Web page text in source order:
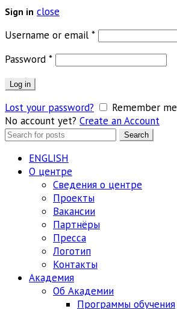
Sign in close
Username or email *Обязательно
Password *Обязательно
Log in
Lost your password?
Remember me
No account yet? Create an Account
Search
Search
ENGLISH
О центре
Сведения о центре
Проекты
Вакансии
Партнёры
Пресса
Логотип
Контакты
Академия
Об Академии
Программы обучения